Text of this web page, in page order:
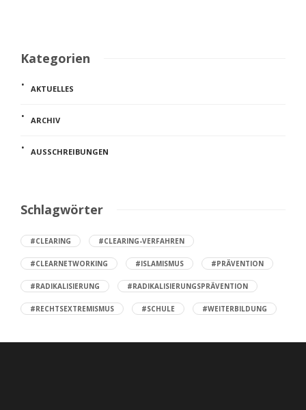
Kategorien
AKTUELLES
ARCHIV
AUSSCHREIBUNGEN
Schlagwörter
#CLEARING #CLEARING-VERFAHREN
#CLEARNETWORKING #ISLAMISMUS #PRÄVENTION
#RADIKALISIERUNG #RADIKALISIERUNGSPRÄVENTION
#RECHTSEXTREMISMUS #SCHULE #WEITERBILDUNG